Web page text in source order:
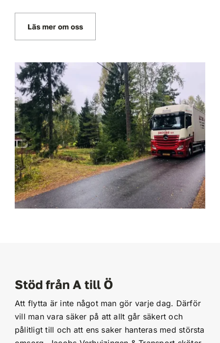
Läs mer om oss
Stöd från A till Ö
Att flytta är inte något man gör varje dag. Därför
vill man vara säker på att allt går säkert och
pålitligt till och att ens saker hanteras med största